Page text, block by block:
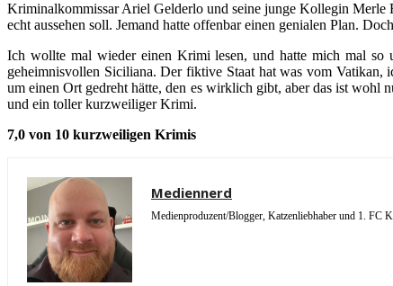
Kriminalkommissar Ariel Gelderlo und seine junge Kollegin Merle
echt aussehen soll. Jemand hatte offenbar einen genialen Plan.
Ich wollte mal wieder einen Krimi lesen, und hatte mich mal so
geheimnisvollen Siciliana. Der fiktive Staat hat was vom Vatikan,
um einen Ort gedreht hätte, den es wirklich gibt, aber das ist wohl
und ein toller kurzweiliger Krimi.
7,0 von 10 kurzweiligen Krimis
Mediennerd
Medienproduzent/Blogger, Katzenliebhaber und 1. FC